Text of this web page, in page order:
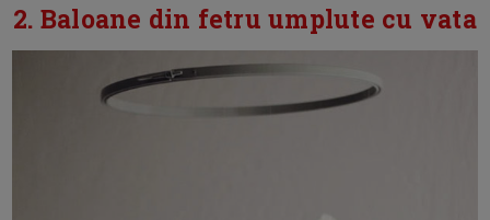
2. Baloane din fetru umplute cu vata